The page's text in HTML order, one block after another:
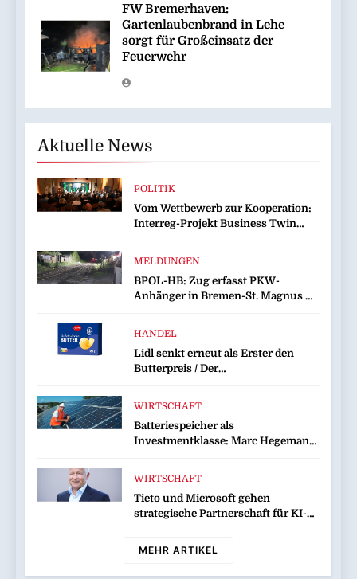
FW Bremerhaven:
Gartenlaubenbrand in Lehe
sorgt für Großeinsatz der
Feuerwehr
Aktuelle News
POLITIK
Vom Wettbewerb zur Kooperation:
Interreg-Projekt Business Twin
MELDUNGEN
BPOL-HB: Zug erfasst PKW-
Anhänger in Bremen-St. Magnus –
HANDEL
Lidl senkt erneut als Erster den
Butterpreis / Der
konsequent an die Kunden weiter
WIRTSCHAFT
Batteriespeicher als
Investmentklasse: Marc Hegemann
jetzt auf Standalone-Speicher
setzen
WIRTSCHAFT
Tieto und Microsoft gehen
strategische Partnerschaft für KI-
MEHR ARTIKEL